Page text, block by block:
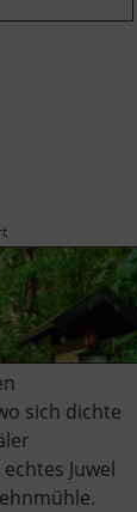
sich dichte
Juwel